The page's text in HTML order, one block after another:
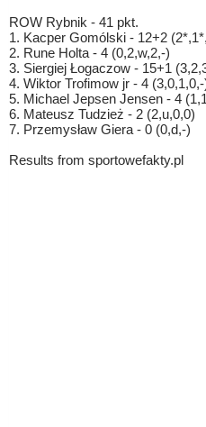
ROW Rybnik - 41 pkt.
1. Kacper Gomólski - 12+2
2. Rune Holta - 4 (0,2,w,2,-)
3. Siergiej Łogaczow - 15+1
4. Wiktor Trofimow jr - 4 (3,0,1,0,-
5. Michael Jepsen Jensen - 4
6. Mateusz Tudzież - 2 (2,u,0,0)
7. Przemysław Giera - 0 (0,d,-)
Results from sportowefakty.pl